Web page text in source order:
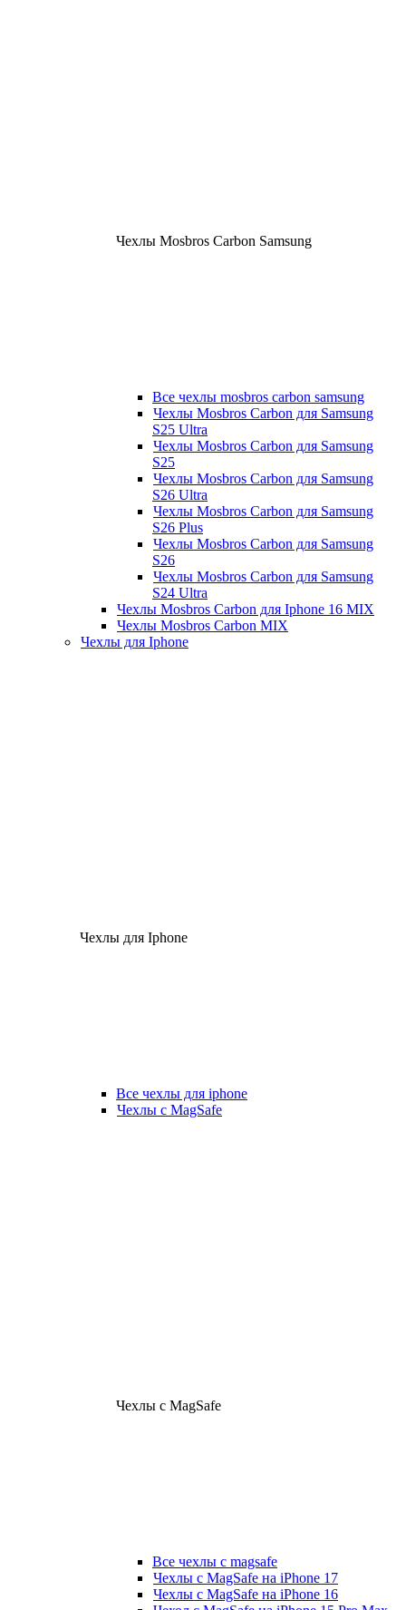
Чехлы Mosbros Carbon Samsung
Все чехлы mosbros carbon samsung
Чехлы Mosbros Carbon для Samsung
S25 Ultra
Чехлы Mosbros Carbon для Samsung
S25
Чехлы Mosbros Carbon для Samsung
S26 Ultra
Чехлы Mosbros Carbon для Samsung
S26 Plus
Чехлы Mosbros Carbon для Samsung
S26
Чехлы Mosbros Carbon для Samsung
S24 Ultra
Чехлы Mosbros Carbon для Iphone 16 MIX
Чехлы Mosbros Carbon MIX
Чехлы для Iphone
Чехлы для Iphone
Все чехлы для iphone
Чехлы с MagSafe
Чехлы с MagSafe
Все чехлы с magsafe
Чехлы с MagSafe на iPhone 17
Чехлы с MagSafe на iPhone 16